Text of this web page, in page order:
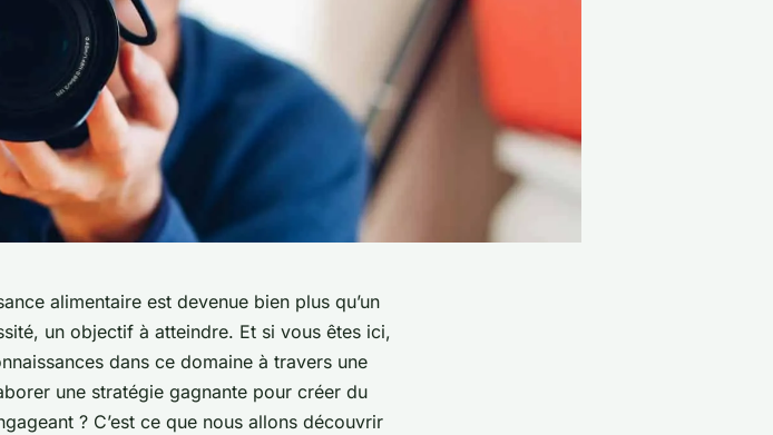
alimentaire est devenue bien plus qu’un
un objectif à atteindre. Et si vous êtes ici,
dans ce domaine à travers une
une stratégie gagnante pour créer du
? C’est ce que nous allons découvrir